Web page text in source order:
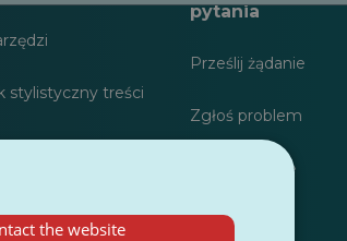
stylistyczny treści
pytania
Prześlij żądanie
Zgłoś problem
Zostaw opinię
the website